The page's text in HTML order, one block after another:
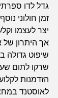
זמן חולוני
יצר לעצמו
אך היתרון
שיפוט גדולה
לאוסטנד